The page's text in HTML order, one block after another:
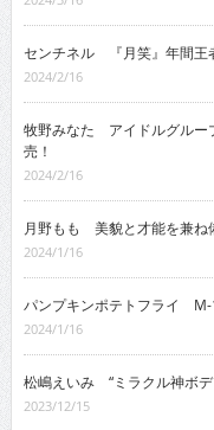
センチネル 『月笑』年間王
2024/2/16
牧野みなた アイドルグルー
売！
2024/2/16
月野もも 美貌と才能を兼ね
2024/1/16
パンプキンポテトフライ M-
2024/1/16
松嶋えいみ “ミラクル神ボデ
2023/12/15